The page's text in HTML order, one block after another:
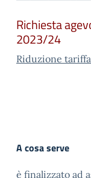
Richiesta
2023/24
Riduzione
A cosa serve
è finalizzato ad